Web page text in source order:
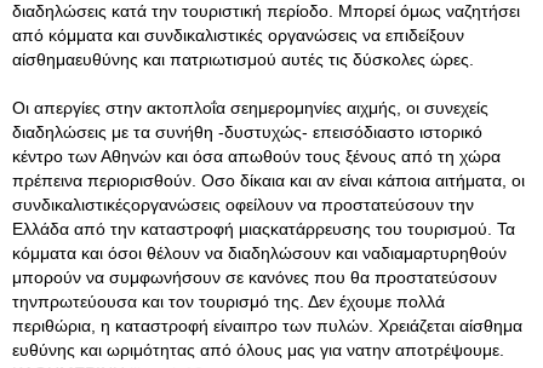
διαδηλώσεις κατά την τουριστική περίοδο. Μπορεί όμως ναζητήσει
από κόμματα και συνδικαλιστικές οργανώσεις να επιδείξουν
αίσθημαευθύνης και πατριωτισμού αυτές τις δύσκολες ώρες.
Οι απεργίες στην ακτοπλοΐα σεημερομηνίες αιχμής, οι συνεχείς
διαδηλώσεις με τα συνήθη -δυστυχώς- επεισόδιαστο ιστορικό
κέντρο των Αθηνών και όσα απωθούν τους ξένους από τη χώρα
πρέπεινα περιορισθούν. Οσο δίκαια και αν είναι κάποια αιτήματα, οι
συνδικαλιστικέςοργανώσεις οφείλουν να προστατεύσουν την
Ελλάδα από την καταστροφή μιαςκατάρρευσης του τουρισμού. Τα
κόμματα και όσοι θέλουν να διαδηλώσουν και ναδιαμαρτυρηθούν
μπορούν να συμφωνήσουν σε κανόνες που θα προστατεύσουν
τηνπρωτεύουσα και τον τουρισμό της. Δεν έχουμε πολλά
περιθώρια, η καταστροφή είναιπρο των πυλών. Χρειάζεται αίσθημα
ευθύνης και ωριμότητας από όλους μας για νατην αποτρέψουμε.